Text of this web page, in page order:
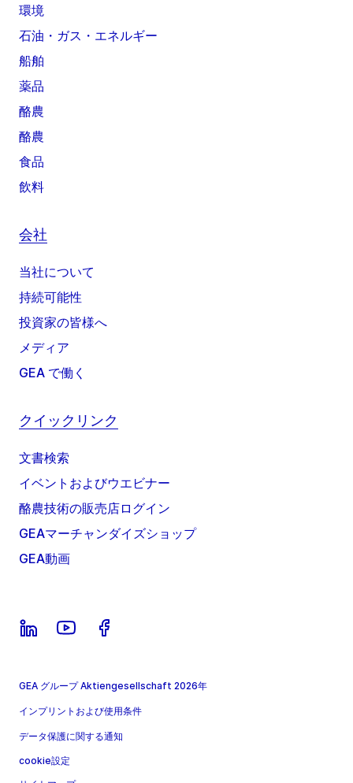
環境
石油・ガス・エネルギー
船舶
薬品
酪農
酪農
食品
飲料
会社
当社について
持続可能性
投資家の皆様へ
メディア
GEA で働く
クイックリンク
文書検索
イベントおよびウエビナー
酪農技術の販売店ログイン
GEAマーチャンダイズショップ
GEA動画
GEA グループ Aktiengesellschaft 2026年
インプリントおよび使用条件
データ保護に関する通知
cookie設定